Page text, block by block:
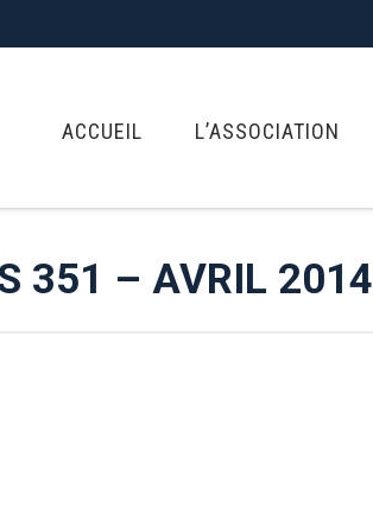
ACCUEIL L’ASSOCIATION
351 – AVRIL 2014